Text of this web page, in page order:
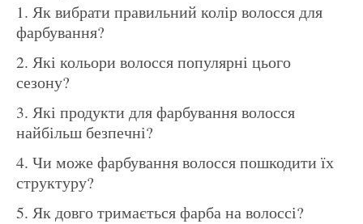
Як вибрати правильний колір волосся для
фарбування?
Які кольори волосся популярні цього
сезону?
Які продукти для фарбування волосся
найбільш безпечні?
Чи може фарбування волосся пошкодити їх
структуру?
Як довго тримається фарба на волоссі?